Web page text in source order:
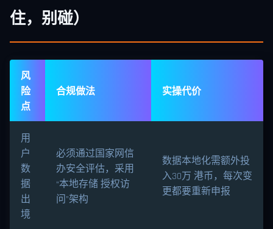
住，别碰）
风
险
点
合规做法 实操代价
用
户
数
据
出
境
必须通过国家网信
办安全评估，采用
“本地存储 授权访
问”架构
数据本地化需额外投
入30万 港币，每次变
更都要重新申报